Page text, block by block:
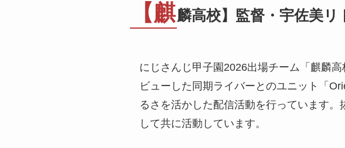
【麒麟高校】監督・宇佐美
にじさんじ甲子園2026出場チーム「麒麟
ビューした同期ライバーとのユニット「
るさを活かした配信活動を行っています。
して共に活動しています。